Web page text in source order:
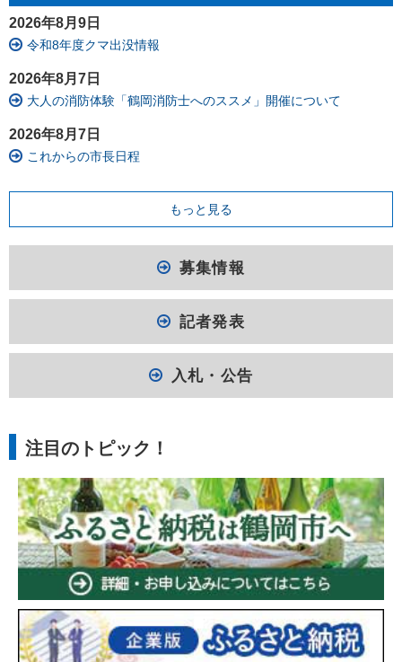
2026年8月9日
令和8年度クマ出没情報
2026年8月7日
大人の消防体験「鶴岡消防士へのススメ」開催について
2026年8月7日
これからの市長日程
もっと見る
募集情報
記者発表
入札・公告
注目のトピック！